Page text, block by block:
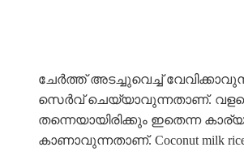
ചേർത്ത് അടച്ചുവെച്ച്
സെർവ് ചെയ്യാവുന്നതാണ്.
തന്നെയായിരിക്കും ഇതെന്ന
കാണാവുന്നതാണ്. Coconut milk rice